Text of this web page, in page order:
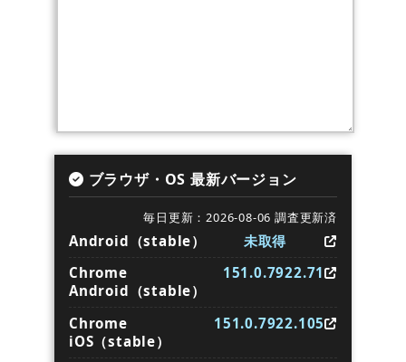
ブラウザ・OS 最新バージョン
毎日更新：2026-08-06 調査更新済
Android（stable）
未取得
Chrome
Android（stable）
151.0.7922.71
Chrome
iOS（stable）
151.0.7922.105